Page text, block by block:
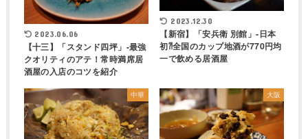
2023.06.06
【十三】「スタンド四坪」-最強
クオリティのアテ！常時満席居
酒屋の入店のコツを紹介
2023.12.30
【新宿】「安兵衛 別館」-日本
初⁈全国のカップ地酒が770円均
一で飲める居酒屋
中華 大阪